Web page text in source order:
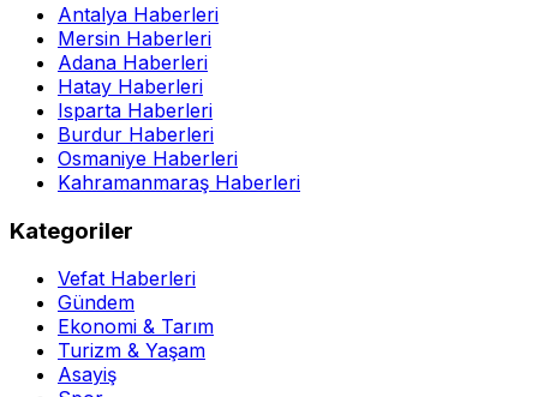
Antalya Haberleri
Mersin Haberleri
Adana Haberleri
Hatay Haberleri
Isparta Haberleri
Burdur Haberleri
Osmaniye Haberleri
Kahramanmaraş Haberleri
Kategoriler
Vefat Haberleri
Gündem
Ekonomi & Tarım
Turizm & Yaşam
Asayiş